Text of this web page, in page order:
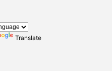
supports, mentions, or
contrasts the cited claim, and
Translate